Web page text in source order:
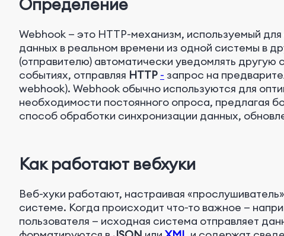
Определение
Webhook — это HTTP-механизм, используемый
данных в реальном времени из одной системы в
(отправителю) автоматически уведомлять другую
событиях, отправляя HTTP - запрос на
webhook). Webhook обычно используются для
необходимости постоянного опроса, предлагая
способ обработки синхронизации данных,
Как работают вебхуки
Веб-хуки работают, настраивая
системе. Когда происходит что-то важное —
пользователя — исходная система отправляет